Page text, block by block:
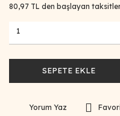
80,97 TL den başlayan
SEPETE EKLE
Yorum Yaz